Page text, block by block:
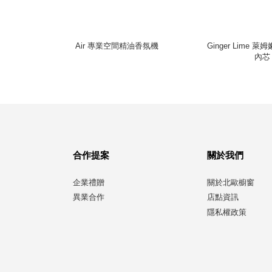
Air 專業空間精油香氛機
Ginger Lime 萊姆
內芯
合作提案
企業禮贈
異業合作
關於我們
關於北歐櫥窗
店點資訊
隱私權政策